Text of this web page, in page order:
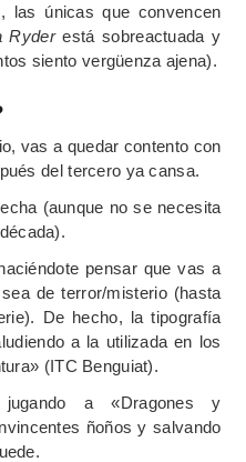
las únicas que convencen
Ryderestá sobreactuada y
siento vergüenza ajena).
vas a quedar contento con
del tercero ya cansa.
(aunque no se necesita
pensar que vas a
de terror/misterio (hasta
De hecho, la tipografía
a la utilizada en los
(ITC Benguiat).
a «Dragones y
ñoños y salvando